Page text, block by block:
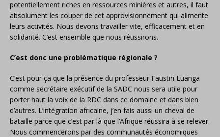
potentiellement riches en ressources minières et autres, il faut
absolument les couper de cet approvisionnement qui alimente
leurs activités. Nous devons travailler vite, efficacement et en
solidarité. C’est ensemble que nous réussirons.
C’est donc une problématique régionale ?
C’est pour ça que la présence du professeur Faustin Luanga
comme secrétaire exécutif de la SADC nous sera utile pour
porter haut la voix de la RDC dans ce domaine et dans bien
d’autres. L’intégration africaine, j’en fais aussi un cheval de
bataille parce que c’est par là que l’Afrique réussira à se relever.
Nous commencerons par des communautés économiques